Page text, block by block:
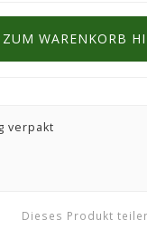
ZUM WARENKORB
verpakt
Dieses Produkt